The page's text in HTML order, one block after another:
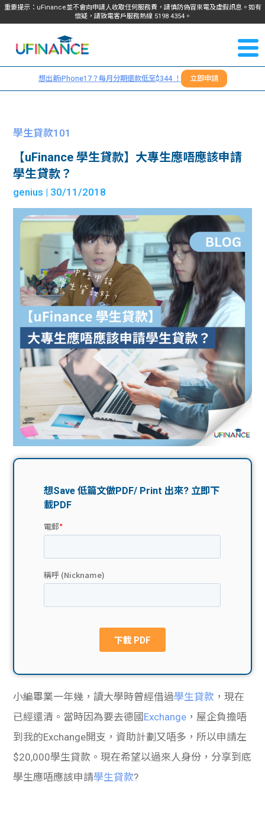
重要提示：uFinance並不會向申請人收取任何服務費，請慎防偽冒來電及虛假訊息。如有
懷疑，請致電客戶服務熱線 5198 4354。
我們
服務
貸款
貸款
機
學生
故事
分享
大學
生學
貸款
網上
私人
貸款
計數
資訊
Blog
生筍
工推
介
搵工
Gui
de
ge
校園
Gui
理財
Gui
常見
問題
學生
福利
uFina
nce
校園
贊助
聯絡
我們
們
＋
想出新iPhone17？每月分期還款低至$344 ！ 立即申請
學生貸款101
【uFinance 學生貸款】大專生應唔應該申請
學生貸款？
genius | 30/11/2018
小編畢業一年幾，讀大學時曾經借過學生貸款 ，現在
已經還清。當時因為要去德國 Exchange ，屋企負擔唔
到我的Exchange開支，資助計劃又唔多，所以申請左
$20,000學生貸款。現在希望以過來人身份，分享到底
學生應唔應該申請學生貸款?